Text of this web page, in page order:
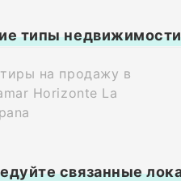
типы
на продажу в
Horizonte La
связанные